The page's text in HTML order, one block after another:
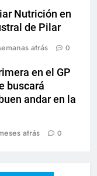
Nutrición en
de Pilar
atrás 0
en el GP
buscará
andar en la
atrás 0